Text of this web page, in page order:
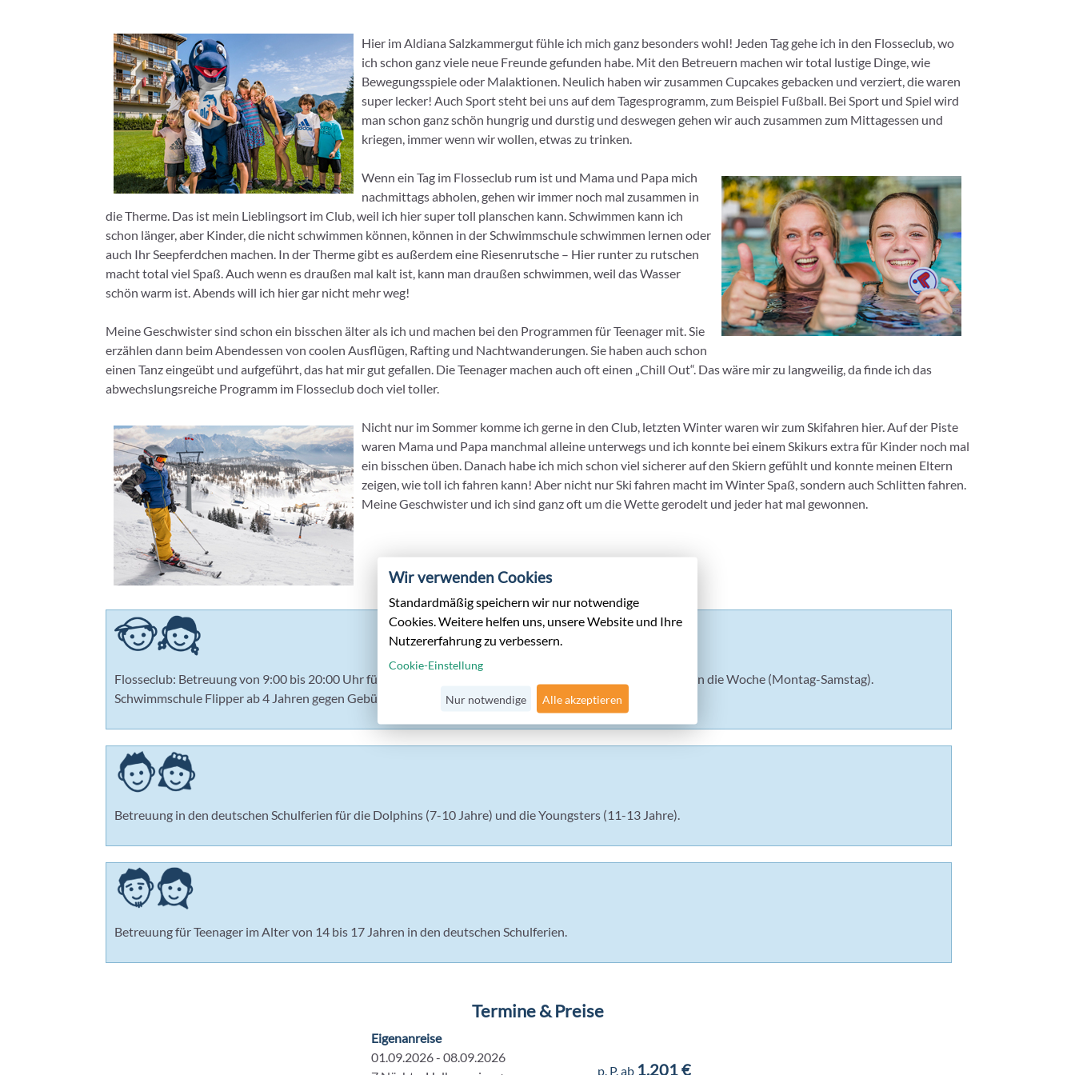
Hier im Aldiana Salzkammergut fühle ich mich ganz besonders wohl! Jeden Tag gehe ich in den Flosseclub, wo
ich schon ganz viele neue Freunde gefunden habe. Mit den Betreuern machen wir total lustige Dinge, wie
Bewegungsspiele oder Malaktionen. Neulich haben wir zusammen Cupcakes gebacken und verziert, die waren
super lecker! Auch Sport steht bei uns auf dem Tagesprogramm, zum Beispiel Fußball. Bei Sport und Spiel wird
man schon ganz schön hungrig und durstig und deswegen gehen wir auch zusammen zum Mittagessen und
kriegen, immer wenn wir wollen, etwas zu trinken.
Wenn ein Tag im Flosseclub rum ist und Mama und Papa mich
nachmittags abholen, gehen wir immer noch mal zusammen in
die Therme. Das ist mein Lieblingsort im Club, weil ich hier super toll planschen kann. Schwimmen kann ich
schon länger, aber Kinder, die nicht schwimmen können, können in der Schwimmschule schwimmen lernen oder
auch Ihr Seepferdchen machen. In der Therme gibt es außerdem eine Riesenrutsche – Hier runter zu rutschen
macht total viel Spaß. Auch wenn es draußen mal kalt ist, kann man draußen schwimmen, weil das Wasser
schön warm ist. Abends will ich hier gar nicht mehr weg!
Meine Geschwister sind schon ein bisschen älter als ich und machen bei den Programmen für Teenager mit. Sie
erzählen dann beim Abendessen von coolen Ausflügen, Rafting und Nachtwanderungen. Sie haben auch schon
einen Tanz eingeübt und aufgeführt, das hat mir gut gefallen. Die Teenager machen auch oft einen „Chill Out“. Das wäre mir zu langweilig, da finde ich das
abwechslungsreiche Programm im Flosseclub doch viel toller.
Nicht nur im Sommer komme ich gerne in den Club, letzten Winter waren wir zum Skifahren hier. Auf der Piste
waren Mama und Papa manchmal alleine unterwegs und ich konnte bei einem Skikurs extra für Kinder noch mal
ein bisschen üben. Danach habe ich mich schon viel sicherer auf den Skiern gefühlt und konnte meinen Eltern
zeigen, wie toll ich fahren kann! Aber nicht nur Ski fahren macht im Winter Spaß, sondern auch Schlitten fahren.
Meine Geschwister und ich sind ganz oft um die Wette gerodelt und jeder hat mal gewonnen.
Flosseclub: Betreuung von 9:00 bis 20:00 Uhr für alle Delfinis (2-3 Jahre) und Flippers (4-6 Jahre) an 6 Tagen die Woche (Montag-Samstag).
Schwimmschule Flipper ab 4 Jahren gegen Gebühr vor Ort in den deutschen Ferien.
Betreuung in den deutschen Schulferien für die Dolphins (7-10 Jahre) und die Youngsters (11-13 Jahre).
Betreuung für Teenager im Alter von 14 bis 17 Jahren in den deutschen Schulferien.
Termine & Preise
Eigenanreise
01.09.2026 - 08.09.2026
p. P. ab 1.201 €
Wir verwenden Cookies
Standardmäßig speichern wir nur notwendige
Cookies. Weitere helfen uns, unsere Website und Ihre
Nutzererfahrung zu verbessern.
Cookie-Einstellung
Nur notwendige Alle akzeptieren